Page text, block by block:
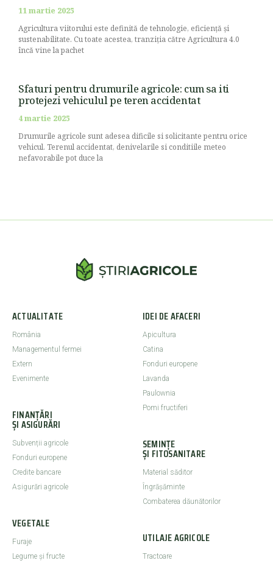
11 martie 2025
Agricultura viitorului este definită de tehnologie, eficiență și
sustenabilitate. Cu toate acestea, tranziția către Agricultura 4.0
încă vine la pachet
Sfaturi pentru drumurile agricole: cum sa iti
protejezi vehiculul pe teren accidentat
4 martie 2025
Drumurile agricole sunt adesea dificile si solicitante pentru orice
vehicul. Terenul accidentat, denivelarile si conditiile meteo
nefavorabile pot duce la
ACTUALITATE
România
Managementul fermei
Extern
Evenimente
FINANȚĂRI
ȘI ASIGURĂRI
Subvenții agricole
Fonduri europene
Credite bancare
Asigurări agricole
VEGETALE
Furaje
Legume şi fructe
IDEI DE AFACERI
Apicultura
Catina
Fonduri europene
Lavanda
Paulownia
Pomi fructiferi
SEMINȚE
ȘI FITOSANITARE
Material săditor
Îngrășăminte
Combaterea dăunătorilor
UTILAJE AGRICOLE
Tractoare